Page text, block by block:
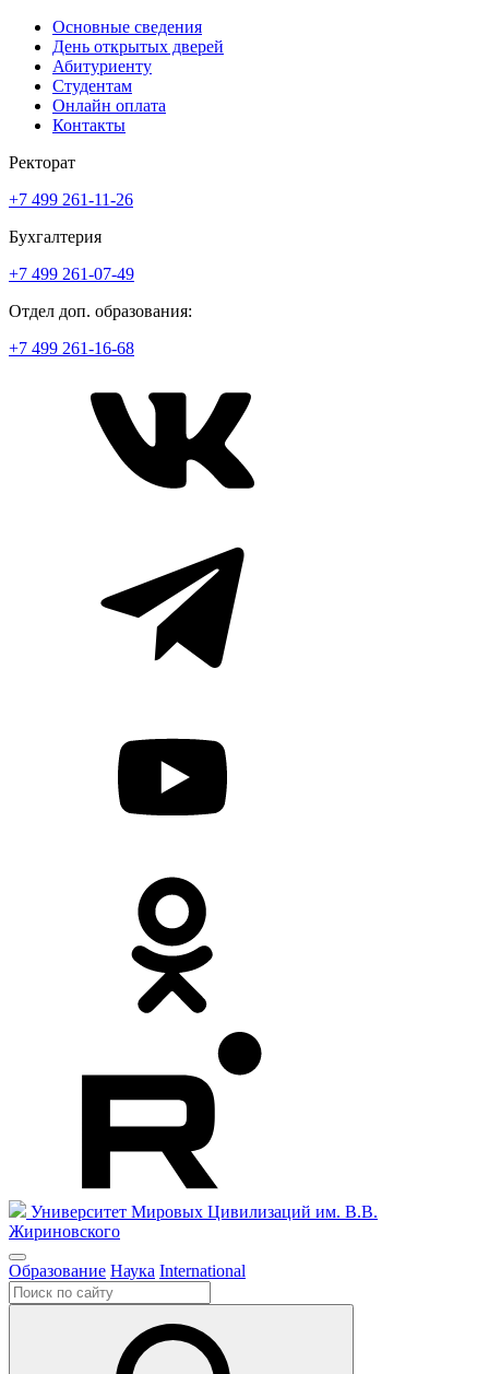
Основные сведения
День открытых дверей
Абитуриенту
Студентам
Онлайн оплата
Контакты
Ректорат
+7 499 261-11-26
Бухгалтерия
+7 499 261-07-49
Отдел доп. образования:
+7 499 261-16-68
Университет Мировых Цивилизаций им. В.В.
Жириновского
Образование Наука International